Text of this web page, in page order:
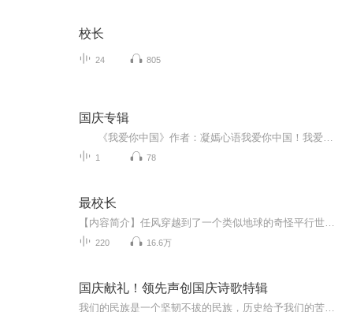
校长
24 805
国庆专辑
1 78
最校长
220 16.6万
国庆献礼！领先声创国庆诗歌特辑